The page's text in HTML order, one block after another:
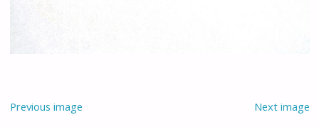
Previous image Next image